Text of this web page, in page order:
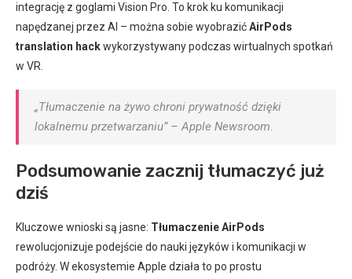
integrację z goglami Vision Pro. To krok ku komunikacji
napędzanej przez AI – można sobie wyobrazićAirPods
translation hackwykorzystywany podczas wirtualnych spotkań
w VR.
„Tłumaczenie na żywo chroni prywatność dzięki
lokalnemu przetwarzaniu” – Apple Newsroom.
Podsumowanie zacznij tłumaczyć już
dziś
Kluczowe wnioski są jasne: Tłumaczenie AirPods
rewolucjonizuje podejście do nauki języków i komunikacji w
podróży. W ekosystemie Apple działa to po prostu